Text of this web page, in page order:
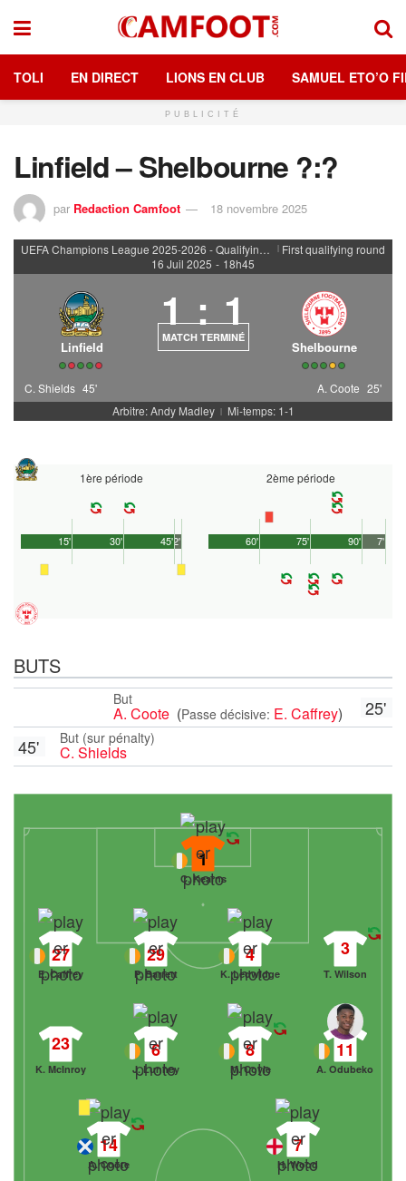
TOLI EN DIRECT LIONS EN CLUB SAMUEL ETO’O
PUBLICITÉ
Linfield – Shelbourne ?:?
par Redaction Camfoot 18 novembre 2025
| First qualifying round
16 Juil 2025 - 18h45
Linfield
1 : 1
MATCH TERMINÉ
Shelbourne
C. Shields 45' A. Coote 25'
Arbitre: Andy Madley | Mi-temps: 1-1
1ère période
45'
15' 30' 2'
2ème période
90'
60' 75' 7'
BUTS
25'
But
A. Coote (Passe décisive: E. Caffrey)
But (sur pénalty)
C. Shields
45'
1
C. Kearns
3
T. Wilson
4
K. Ledwidge
29
P. Barrett
27
E. Caffrey
11
A. Odubeko
8
M. Coyle
6
J. Lunney
23
K. McInroy
7
H. Wood
14
A. Coote